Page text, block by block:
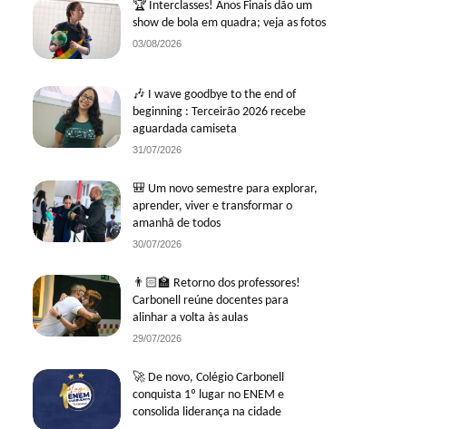
🏆 Interclasses! Anos Finais dão um
show de bola em quadra; veja as fotos
03/08/2026
🎶 I wave goodbye to the end of
beginning : Terceirão 2026 recebe
aguardada camiseta
31/07/2026
🎒 Um novo semestre para explorar,
aprender, viver e transformar o
amanhã de todos
30/07/2026
👨🏻‍🏫 Retorno dos professores!
Carbonell reúne docentes para
alinhar a volta às aulas
29/07/2026
🚀 De novo, Colégio Carbonell
conquista 1º lugar no ENEM e
consolida liderança na cidade